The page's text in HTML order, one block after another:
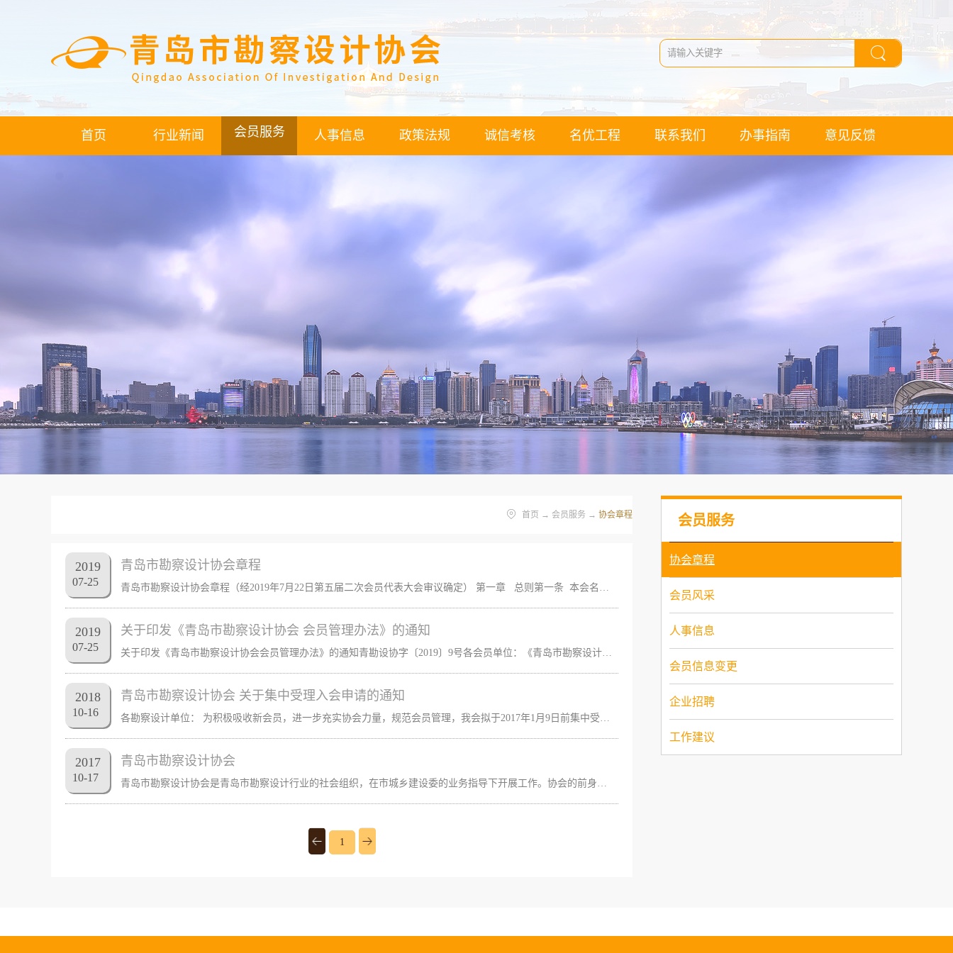
首页 行业新闻 会员服务 人事信息 政策法规 诚信考核 名优工程 联系我们 办事指南 意见反馈
首页 → 会员服务 → 协会章程
2019
07-25
青岛市勘察设计协会章程
青岛市勘察设计协会章程（经2019年7月22日第五届二次会员代表大会审议确定） 第一章 总则第一条 本会名称：青岛市勘察设计协会。英文译名：Qingdao Association of Investigation and Design，缩写：QAID。第二条 本会的性质：协会的性质是由本市（包括驻青、入青）建设工程勘察设计咨询单位自愿结成的行业性、非营利性的社会团体。第三条 本会作为单位会员加入外国或者国际非营利组织，需经本会常务理事会表决通过，按照国家有关外事工作的规定审批后，报业务主管单位和社团登记管理机关备案。第四条 本会的业务主管单位是青岛市住房和城乡建设局；社团登记管理机关是青岛市民政局。本会接受业务主管单位的业务指导和社团登记管理机关的监督管理。第五条 本会的住所：青岛市市南区宁夏路288号1号楼甲，邮政编码：266071。第二章 宗旨和业务范围第六条 本会的宗旨：遵守宪法、法律、法规和国家政策，遵守社会道德，坚持为政府主管部门当好参谋，坚持为会员单位服务，坚持改革，加强行业管理，维护行业利益，充分发挥会员单位的积极性，推动勘察设计事业的发展和进步，为全市现代化建设作出贡献。本会遵守下列规定： （一）不利用制定行业规则或...
2019
07-25
关于印发《青岛市勘察设计协会 会员管理办法》的通知
关于印发《青岛市勘察设计协会会员管理办法》的通知青勘设协字〔2019〕9号各会员单位：《青岛市勘察设计协会会员管理办法》已经协会第五届二次会员代表大会审议通过，现印发给各会员单位，请认真遵照执行。 附件：《青岛市勘察设计协会会员管理办法》 青岛市勘察设计协会 2019年7月23日附件：青岛市勘察设计协会会员管理办法 第一章 总 则第一条 为了充分发挥青岛市勘察设计协会组织的作...
2018
10-16
青岛市勘察设计协会 关于集中受理入会申请的通知
各勘察设计单位： 为积极吸收新会员，进一步充实协会力量，规范会员管理，我会拟于2017年1月9日前集中受理入会申请，现将有关事宜通知如下： 1、凡具备工程勘察、设计相关资质的我市或外地入青、驻青勘察设计单位，均可自愿申请加入青岛市勘察设计协会。 2、申请入会单位请认真填写《青岛市勘察设计协会会员登记（申请）表》并加盖公章，于2017年1月9日12时前报至青岛市勘察设计协会办公室，协会将通过召开理事会集中审核。 3、已入会的勘察设计单位如企业信息发生变更，请重新填写《青岛市勘察设计协会会员登记（申请）表》加盖公章并报送。 联系人：刘玥，联系电话：88950272。 特此通知。 附件：《青岛市勘察设计协会会员登记（申请）表》 ...
2017
10-17
青岛市勘察设计协会
青岛市勘察设计协会是青岛市勘察设计行业的社会组织，在市城乡建设委的业务指导下开展工作。协会的前身是1985年成立的山东省勘察设计协会青岛分会，1991年底正式注册成为青岛市勘察设计协会，作为独立的社团法人开展行业服务工作。2002年，在市城乡建设委确定的“培育发展行业协会，探索行业管理专业化”工作思路指导下，青岛市勘察设计协会得以实现快速发展。附件
1
会员服务
协会章程
会员风采
人事信息
会员信息变更
企业招聘
工作建议